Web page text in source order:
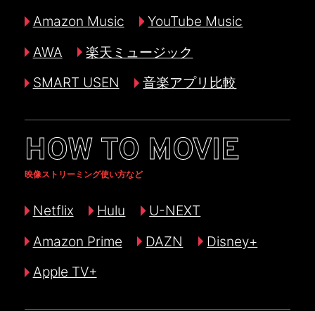
Amazon Music
YouTube Music
AWA
楽天ミュージック
SMART USEN
音楽アプリ比較
HOW TO MOVIE
映像ストリーミング使い方など
Netflix Hulu
U-NEXT
Amazon Prime
DAZN
Disney+
Apple TV+